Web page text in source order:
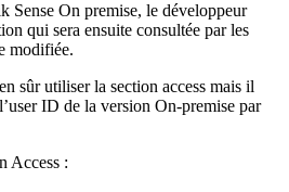
Sense On premise, le développeur
qui sera ensuite consultée par les
modifiée.
sûr utiliser la section access mais il
ID de la version On-premise par
Access :